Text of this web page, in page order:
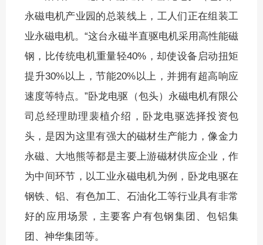
永磁电机产业园的总装线上，工人们正在组装工
业永磁电机。“这台永磁半直驱电机采用高性能磁
钢，比传统电机重量轻40%，却使设备启动扭矩
提升30%以上，节能20%以上，并拥有超高响应
速度等特点。”卧龙电驱（包头）永磁电机有限公
司总经理助理裴植介绍，卧龙电驱选择投资包
头，是因为这里有强大的磁材生产能力，像金力
永磁、大地熊等都是主要上游磁材供应企业，作
为中间环节，以工业永磁电机为例，卧龙电驱在
钢铁、铝、有色加工、石油化工等行业具有非常
好的应用场景，主要客户有包钢集团、包铝集
团、神华集团等。